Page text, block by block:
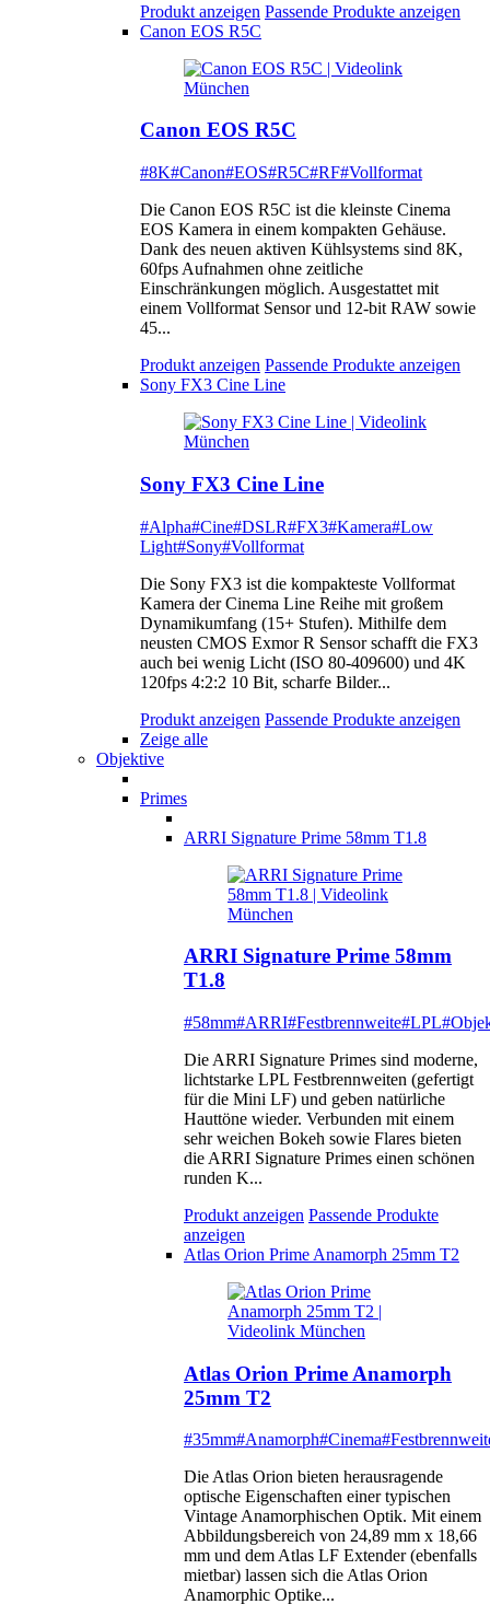
Produkt anzeigen Passende Produkte anzeigen
Canon EOS R5C
Canon EOS R5C
#8K#Canon#EOS#R5C#RF#Vollformat
Die Canon EOS R5C ist die kleinste Cinema
EOS Kamera in einem kompakten Gehäuse.
Dank des neuen aktiven Kühlsystems sind 8K,
60fps Aufnahmen ohne zeitliche
Einschränkungen möglich. Ausgestattet mit
einem Vollformat Sensor und 12-bit RAW sowie
45...
Produkt anzeigen Passende Produkte anzeigen
Sony FX3 Cine Line
Sony FX3 Cine Line
#Alpha#Cine#DSLR#FX3#Kamera#Low
Light#Sony#Vollformat
Die Sony FX3 ist die kompakteste Vollformat
Kamera der Cinema Line Reihe mit großem
Dynamikumfang (15+ Stufen). Mithilfe dem
neusten CMOS Exmor R Sensor schafft die FX3
auch bei wenig Licht (ISO 80-409600) und 4K
120fps 4:2:2 10 Bit, scharfe Bilder...
Produkt anzeigen Passende Produkte anzeigen
Zeige alle
Objektive
Primes
ARRI Signature Prime 58mm T1.8
ARRI Signature Prime 58mm
T1.8
#58mm#ARRI#Festbrennweite#LPL
Die ARRI Signature Primes sind moderne,
lichtstarke LPL Festbrennweiten (gefertigt
für die Mini LF) und geben natürliche
Hauttöne wieder. Verbunden mit einem
sehr weichen Bokeh sowie Flares bieten
die ARRI Signature Primes einen schönen
runden K...
Produkt anzeigen Passende Produkte
anzeigen
Atlas Orion Prime Anamorph 25mm T2
Atlas Orion Prime Anamorph
25mm T2
#35mm#Anamorph#Cinema
Die Atlas Orion bieten herausragende
optische Eigenschaften einer typischen
Vintage Anamorphischen Optik. Mit einem
Abbildungsbereich von 24,89 mm x 18,66
mm und dem Atlas LF Extender (ebenfalls
mietbar) lassen sich die Atlas Orion
Anamorphic Optike...